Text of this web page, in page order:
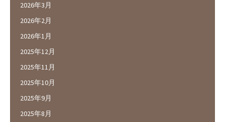
2026年3月
2026年2月
2026年1月
2025年12月
2025年11月
2025年10月
2025年9月
2025年8月